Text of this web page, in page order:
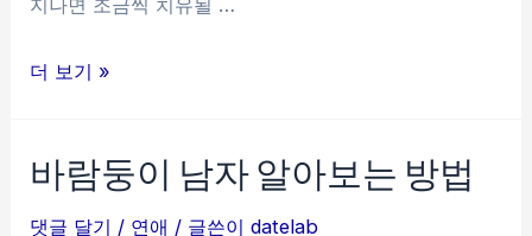
가
방
남
별
더 보기 »
바람둥이 남자 알아보는 방법
댓글 달기 / 연애 / 글쓴이datelab